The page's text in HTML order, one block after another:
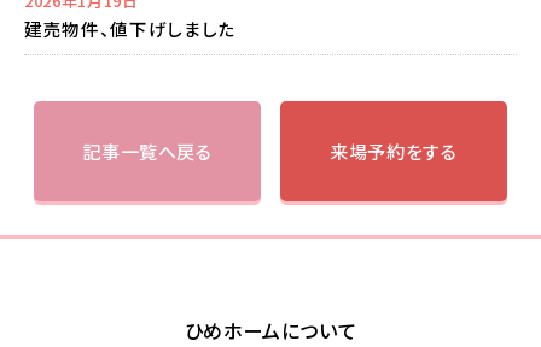
建売物件、値下げしました
記事一覧へ戻る 来場予約をする
ひめホームについて